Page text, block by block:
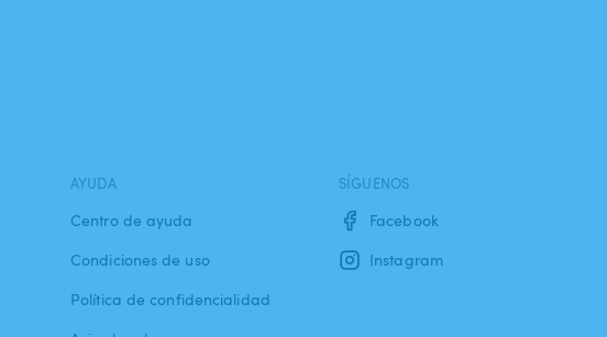
AYUDA
Centro de ayuda
Condiciones de uso
Política de confidencialidad
SÍGUENOS
Facebook
Instagram